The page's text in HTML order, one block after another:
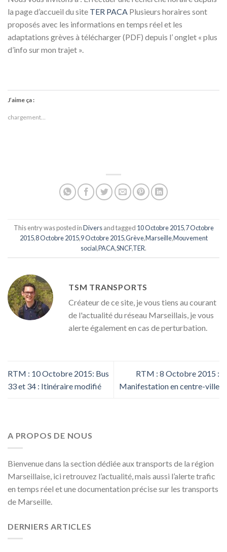
la page d’accueil du site TER PACA Plusieurs horaires sont
proposés avec les informations en temps réel et les
adaptations grèves à télécharger (PDF) depuis l’ onglet « plus
d’info sur mon trajet ».
J’aime ça :
chargement…
This entry was posted inDiversand tagged 10 Octobre 2015,7 Octobre
2015,8 Octobre 2015,9 Octobre 2015,Grève,Marseille,Mouvement
social,PACA,SNCF,TER.
TSM TRANSPORTS
Créateur de ce site, je vous tiens au courant
de l'actualité du réseau Marseillais, je vous
alerte également en cas de perturbation.
RTM : 10 Octobre 2015: Bus
33 et 34 : Itinéraire modifié
RTM : 8 Octobre 2015 :
Manifestation en centre-ville
A PROPOS DE NOUS
Bienvenue dans la section dédiée aux transports de la région
Marseillaise, ici retrouvez l’actualité, mais aussi l’alerte trafic
en temps réel et une documentation précise sur les transports
de Marseille.
DERNIERS ARTICLES